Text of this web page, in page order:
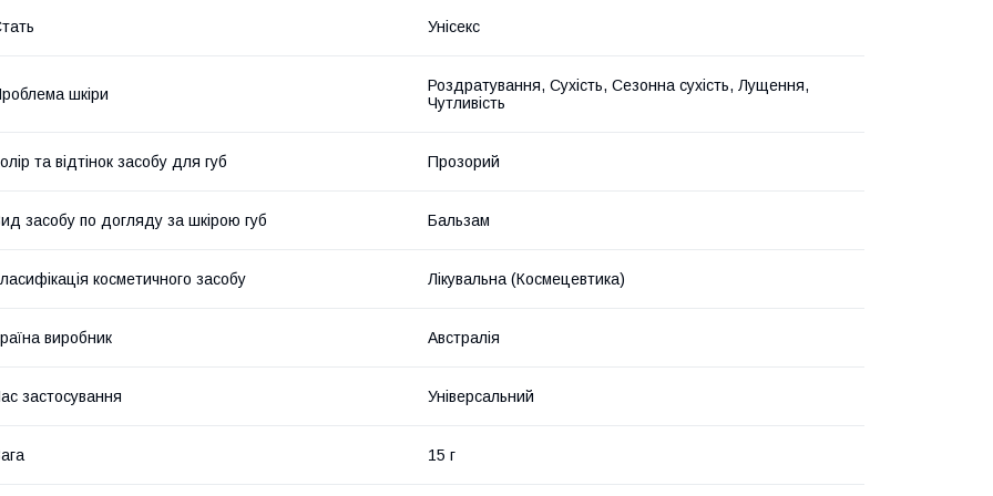
Унісекс
шкіри
Роздратування, Сухість, Сезонна сухість, Лущення,
Чутливість
та відтінок засобу для губ Прозорий
засобу по догляду за шкірою губ Бальзам
косметичного засобу Лікувальна (Космецевтика)
виробник Австралія
застосування Універсальний
15 г